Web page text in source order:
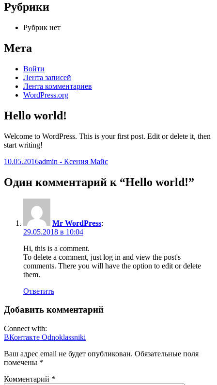
Рубрики
Рубрик нет
Мета
Войти
Лента записей
Лента комментариев
WordPress.org
Hello world!
Welcome to WordPress. This is your first post. Edit or delete it, then
start writing!
Опубликовано
10.05.2016Автор
admin - Ксения Майс
Один комментарий к “Hello world!”
Mr WordPress:
29.05.2018 в 10:04
Hi, this is a comment.
To delete a comment, just log in and view the post's
comments. There you will have the option to edit or delete
them.
Ответить
Добавить комментарий
Connect with:
ВКонтакте Odnoklassniki
Ваш адрес email не будет опубликован. Обязательные поля
помечены *
Комментарий *